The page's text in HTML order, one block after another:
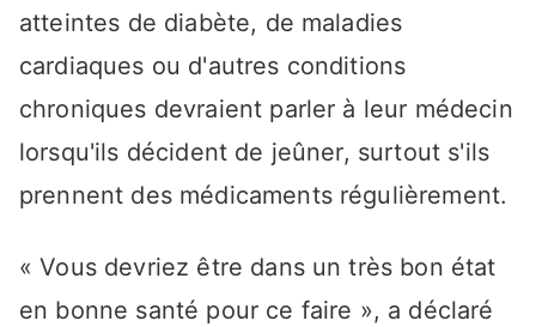
atteintes de diabète, de maladies
cardiaques ou d'autres conditions
chroniques devraient parler à leur médecin
lorsqu'ils décident de jeûner, surtout s'ils
prennent des médicaments régulièrement.
« Vous devriez être dans un très bon état
en bonne santé pour ce faire », a déclaré